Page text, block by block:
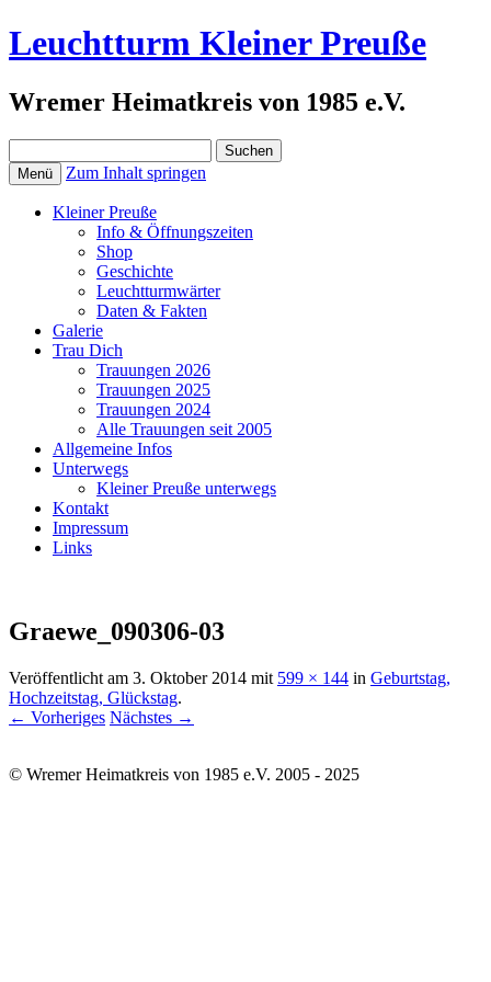
Leuchtturm Kleiner Preuße
Wremer Heimatkreis von 1985 e.V.
nach:
Menü Zum Inhalt springen
Kleiner Preuße
Info & Öffnungszeiten
Shop
Geschichte
Leuchtturmwärter
Daten & Fakten
Galerie
Trau Dich
Trauungen 2026
Trauungen 2025
Trauungen 2024
Alle Trauungen seit 2005
Allgemeine Infos
Unterwegs
Kleiner Preuße unterwegs
Kontakt
Impressum
Links
Graewe_090306-03
Veröffentlicht am 3. Oktober 2014 mit 599 × 144 in Geburtstag,
Hochzeitstag, Glückstag.
← Vorheriges Nächstes →
© Wremer Heimatkreis von 1985 e.V. 2005 - 2025